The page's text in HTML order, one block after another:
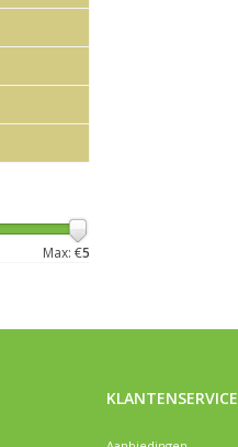
Max: €5
KLANTENSERVICE